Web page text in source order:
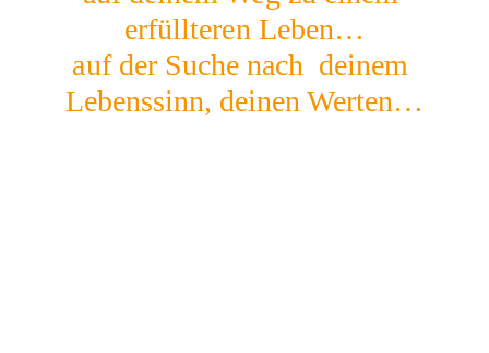
erfüllteren Leben…
auf der Suche nach  deinem
Lebenssinn, deinen Werten…